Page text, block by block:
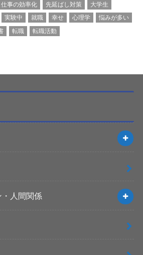
仕事の効率化 先延ばし対策
大学生
実験中 就職 幸せ 心理学
悩みが多い
転職 転職活動
・人間関係